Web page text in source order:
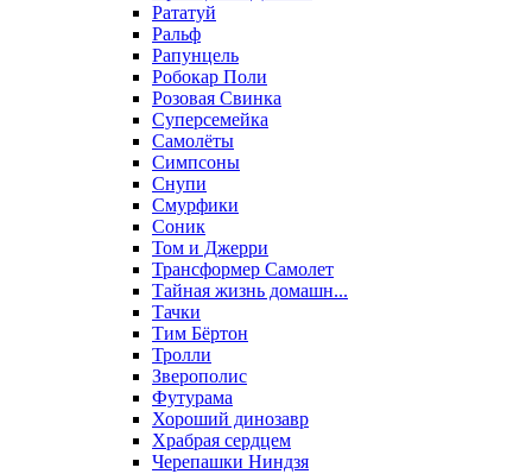
Рататуй
Ральф
Рапунцель
Робокар Поли
Розовая Свинка
Суперсемейка
Самолёты
Симпсоны
Снупи
Смурфики
Соник
Том и Джерри
Трансформер Самолет
Тайная жизнь домашн...
Тачки
Тим Бёртон
Тролли
Зверополис
Футурама
Хороший динозавр
Храбрая сердцем
Черепашки Ниндзя